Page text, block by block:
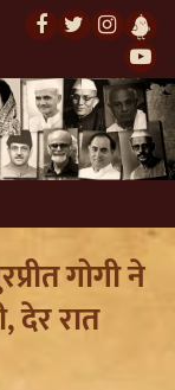
गोगी ने
देर रात